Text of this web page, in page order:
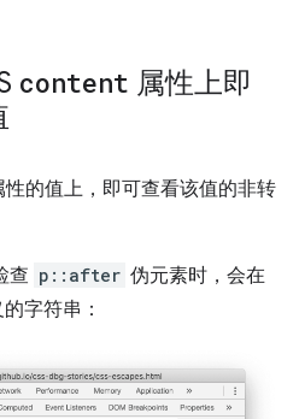
content 属性上即
性的值上，即可查看该值的非转
查 p::after 伪元素时，会在
字符串：